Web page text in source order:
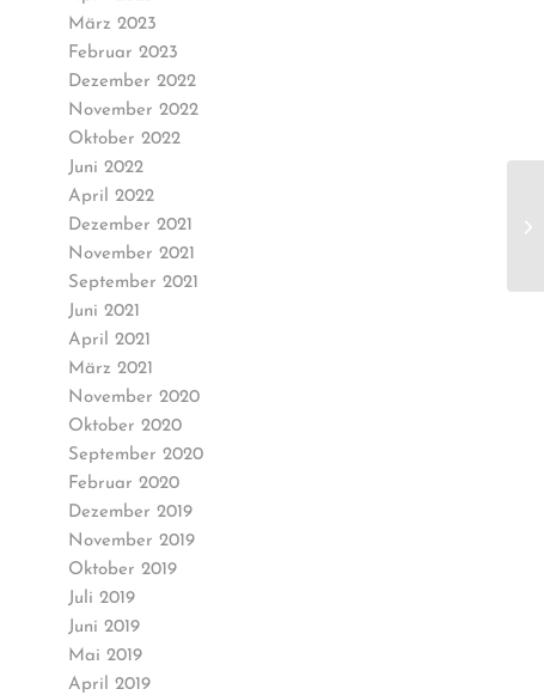
März 2023
Februar 2023
Dezember 2022
November 2022
Oktober 2022
Juni 2022
April 2022
Dezember 2021
November 2021
September 2021
Juni 2021
April 2021
März 2021
November 2020
Oktober 2020
September 2020
Februar 2020
Dezember 2019
November 2019
Oktober 2019
Juli 2019
Juni 2019
Mai 2019
April 2019